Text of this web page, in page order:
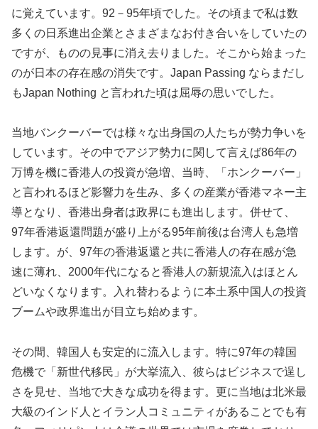
に覚えています。92－95年頃でした。その頃まで私は数
多くの日系進出企業とさまざまなお付き合いをしていたの
ですが、ものの見事に消え去りました。そこから始まった
のが日本の存在感の消失です。Japan Passing ならまだし
もJapan Nothing と言われた頃は屈辱の思いでした。
当地バンクーバーでは様々な出身国の人たちが勢力争いを
しています。その中でアジア勢力に関して言えば86年の
万博を機に香港人の投資が急増、当時、「ホンクーバー」
と言われるほど影響力を生み、多くの産業が香港マネー主
導となり、香港出身者は政界にも進出します。併せて、
97年香港返還問題が盛り上がる95年前後は台湾人も急増
します。が、97年の香港返還と共に香港人の存在感が急
速に薄れ、2000年代になると香港人の新規流入はほとん
どいなくなります。入れ替わるように本土系中国人の投資
ブームや政界進出が目立ち始めます。
その間、韓国人も安定的に流入します。特に97年の韓国
危機で「新世代移民」が大挙流入、彼らはビジネスで逞し
さを見せ、当地で大きな成功を得ます。更に当地は北米最
大級のインド人とイラン人コミュニティがあることでも有